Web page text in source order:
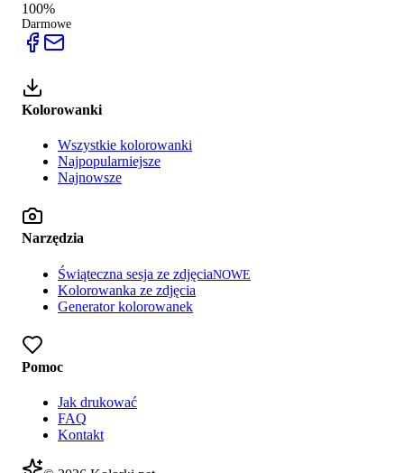
100%
Darmowe
Kolorowanki
Wszystkie kolorowanki
Najpopularniejsze
Najnowsze
Narzędzia
Świąteczna sesja ze zdjęciaNOWE
Kolorowanka ze zdjęcia
Generator kolorowanek
Pomoc
Jak drukować
FAQ
Kontakt